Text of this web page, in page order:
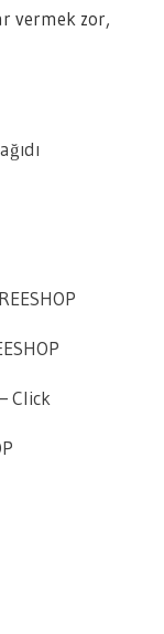
vermek zor,
Click